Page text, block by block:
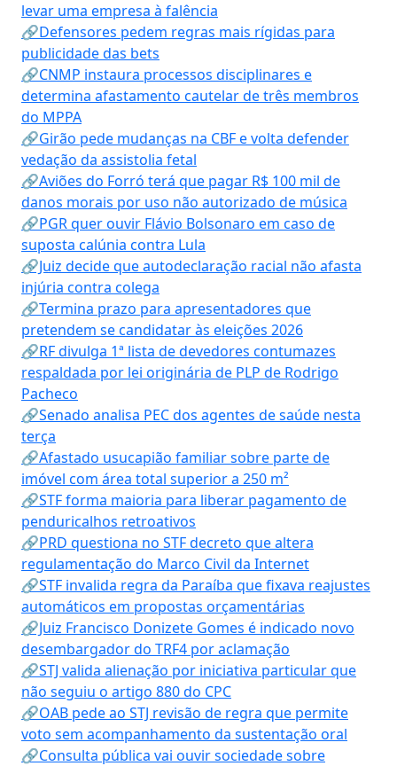
levar uma empresa à falência
🔗Defensores pedem regras mais rígidas para
publicidade das bets
🔗CNMP instaura processos disciplinares e
determina afastamento cautelar de três membros
do MPPA
🔗Girão pede mudanças na CBF e volta defender
vedação da assistolia fetal
🔗Aviões do Forró terá que pagar R$ 100 mil de
danos morais por uso não autorizado de música
🔗PGR quer ouvir Flávio Bolsonaro em caso de
suposta calúnia contra Lula
🔗Juiz decide que autodeclaração racial não afasta
injúria contra colega
🔗Termina prazo para apresentadores que
pretendem se candidatar às eleições 2026
🔗RF divulga 1ª lista de devedores contumazes
respaldada por lei originária de PLP de Rodrigo
Pacheco
🔗Senado analisa PEC dos agentes de saúde nesta
terça
🔗Afastado usucapião familiar sobre parte de
imóvel com área total superior a 250 m²
🔗STF forma maioria para liberar pagamento de
penduricalhos retroativos
🔗PRD questiona no STF decreto que altera
regulamentação do Marco Civil da Internet
🔗STF invalida regra da Paraíba que fixava reajustes
automáticos em propostas orçamentárias
🔗Juiz Francisco Donizete Gomes é indicado novo
desembargador do TRF4 por aclamação
🔗STJ valida alienação por iniciativa particular que
não seguiu o artigo 880 do CPC
🔗OAB pede ao STJ revisão de regra que permite
voto sem acompanhamento da sustentação oral
🔗Consulta pública vai ouvir sociedade sobre